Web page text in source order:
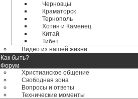
Черновцы
Краматорск
Тернополь
Хотин и Каменец
Китай
Тибет
Видео из нашей жизни
Как быть?
Форум
Христианское общение
Свободная зона
Вопросы и ответы
Технические моменты